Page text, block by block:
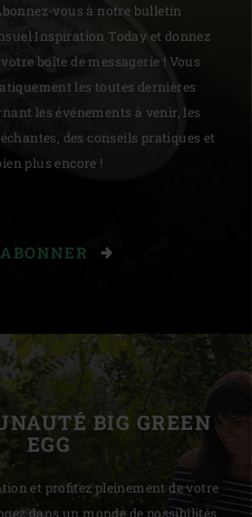
vous à notre bulletin
Inspiration Today et donnez
boîte de messagerie ! Vous
les toutes dernières
les événements à venir, les
des conseils pratiques et
plus encore !
BIG GREEN
EGG
et profitez pleinement de votre
dans un monde de possibilités